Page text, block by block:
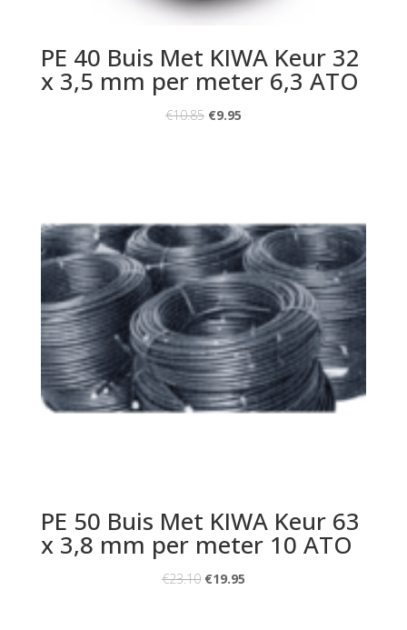
PE 40 Buis Met KIWA Keur 32
x 3,5 mm per meter 6,3 ATO
€10.85 €9.95
PE 50 Buis Met KIWA Keur 63
x 3,8 mm per meter 10 ATO
€23.10 €19.95